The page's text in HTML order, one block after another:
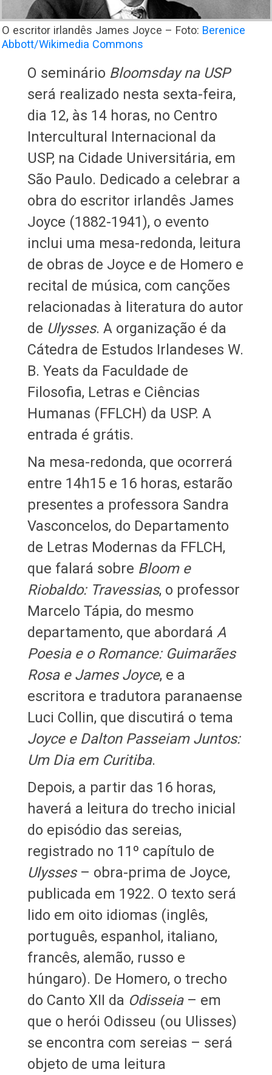
O escritor irlandês James Joyce – Foto: Berenice
Abbott/Wikimedia Commons
O seminário Bloomsday na USP
será realizado nesta sexta-feira,
dia 12, às 14 horas, no Centro
Intercultural Internacional da
USP, na Cidade Universitária, em
São Paulo. Dedicado a celebrar a
obra do escritor irlandês James
Joyce (1882-1941), o evento
inclui uma mesa-redonda, leitura
de obras de Joyce e de Homero e
recital de música, com canções
relacionadas à literatura do autor
de Ulysses. A organização é da
Cátedra de Estudos Irlandeses W.
B. Yeats da Faculdade de
Filosofia, Letras e Ciências
Humanas (FFLCH) da USP. A
entrada é grátis.
Na mesa-redonda, que ocorrerá
entre 14h15 e 16 horas, estarão
presentes a professora Sandra
Vasconcelos, do Departamento
de Letras Modernas da FFLCH,
que falará sobre Bloom e
Riobaldo: Travessias, o professor
Marcelo Tápia, do mesmo
departamento, que abordará A
Poesia e o Romance: Guimarães
Rosa e James Joyce, e a
escritora e tradutora paranaense
Luci Collin, que discutirá o tema
Joyce e Dalton Passeiam Juntos:
Um Dia em Curitiba.
Depois, a partir das 16 horas,
haverá a leitura do trecho inicial
do episódio das sereias,
registrado no 11º capítulo de
Ulysses– obra-prima de Joyce,
publicada em 1922. O texto será
lido em oito idiomas (inglês,
português, espanhol, italiano,
francês, alemão, russo e
húngaro). De Homero, o trecho
do Canto XII da Odisseia– em
que o herói Odisseu (ou Ulisses)
se encontra com sereias – será
objeto de uma leitura